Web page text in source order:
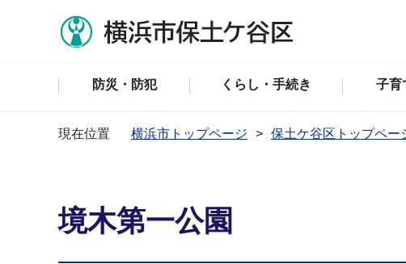
防災・防犯 くらし・手続き 子育
現在位置 横浜市トップページ 保土ケ谷区トップペー
境木第一公園